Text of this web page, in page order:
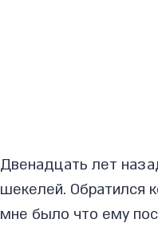
Двенадцать лет
шекелей. Обратился
мне было что ему